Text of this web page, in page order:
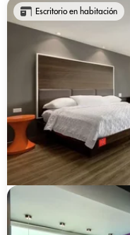
Escritorio en habitación